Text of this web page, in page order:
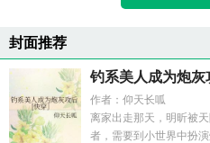
封面推荐
钓系美人成为炮灰
作者：仰天长呱
离家出走那天，明昕被
者，需要到小世界中扮